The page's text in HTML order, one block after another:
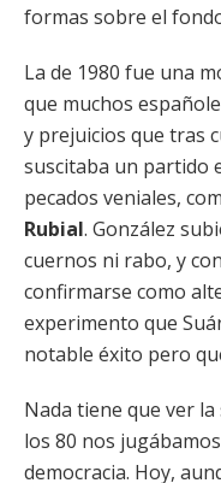
formas sobre el
La de 1980 fue una
que muchos
y prejuicios que tras
suscitaba un partido
pecados veniales,
Rubial. González
cuernos ni rabo, y
confirmarse como
experimento que
notable éxito pero
Nada tiene que ver
los 80 nos
democracia. Hoy,